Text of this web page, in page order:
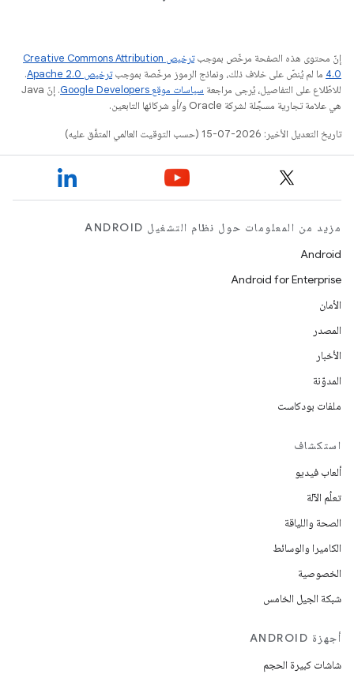
إنّ محتوى هذه الصفحة مرخّص بموجب
ترخيص Creative Commons Attribution
4.0‏ ما لم يُنصّ على خلاف ذلك، ونماذج الرموز مرخّصة بموجبترخيص Apache 2.0‏
.
للاطّلاع على التفاصيل، يُرجى مراجعة سياسات موقع Google Developers‏
. إنّ Java
هي علامة تجارية مسجَّلة لشركة Oracle و/أو شركائها التابعين.
تاريخ التعديل الأخير: 2026-07-15 (حسب التوقيت العالمي المتفَّق عليه)
مزيد من المعلومات حول نظام التشغيل ANDROID
Android
Android for Enterprise
الأمان
المصدر
الأخبار
المدوّنة
ملفات بودكاست
استكشاف
ألعاب فيديو
تعلُم الآلة
الصحة واللياقة
الكاميرا والوسائط
الخصوصية
شبكة الجيل الخامس
أجهزة ANDROID
شاشات كبيرة الحجم